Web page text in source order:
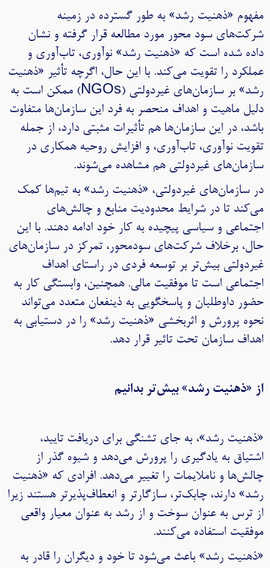
مفهوم «ذهنیت رشد» به طور گسترده در زمینه
شرکت‌های سود محور مورد مطالعه قرار گرفته و نشان
داده شده است که «ذهنیت رشد» نوآوری، تاب‌آوری و
عملکرد را تقویت می‌کند. با این حال، اگرچه تأثیر «ذهنیت
رشد» بر سازمان‌های غیردولتی (NGOs) ممکن است به
دلیل ماهیت و اهداف منحصر به فرد این سازمان‌ها متفاوت
باشد، در این سازمان‌ها هم تأثیرات مثبتی دارد، از جمله
تقویت نوآوری، تاب‌آوری، و افزایش روحیه همکاری در
سازمان‌های غیردولتی هم مشاهده می‌شوند.
در سازمان‌های غیردولتی، «ذهنیت رشد» به تیم‌ها کمک
می‌کند تا در شرایط محدودیت منابع و چالش‌های
اجتماعی و سیاسی پیچیده به کار خود ادامه دهند. با این
حال، برخلاف شرکت‌های سودمحور، تمرکز در سازمان‌های
غیردولتی بیش‌تر بر توسعه فردی در راستای اهداف
اجتماعی است تا موفقیت مالی. همچنین، وابستگی کار به
حضور داوطلبان و پاسخگویی به ذینفعان متعدد می‌تواند
نحوه پرورش و اثربخشی «ذهنیت رشد» را در دستیابی به
اهداف سازمان تحت تاثیر قرار دهد.
از «ذهنیت رشد» بیش‌تر بدانیم
«ذهنیت رشد»، به جای تشنگی برای دریافت تایید،
اشتیاق به یادگیری را پرورش می‌دهد و شیوه گذر از
چالش‌ها و ناملایمات را تغییر می‌دهد. افرادی که «ذهنیت
رشد» دارند، چابک‌تر، سازگارتر و انعطاف‌پذیرتر هستند زیرا
از ترس به عنوان سوخت و از رشد به عنوان معیار واقعی
موفقیت استفاده می‌کنند.
«ذهنیت رشد» باعث می‌شود تا خود و دیگران را قادر به